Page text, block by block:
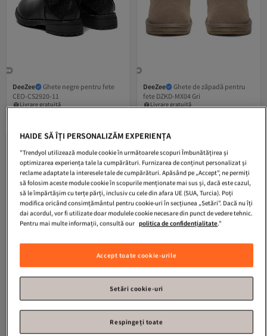
DeeZee
Ghete negre pentru fete
CEO-CS2920-11
Livrare gratuită
7 RON cupon
DeeZee
Ghete de zăpadă pentru
fete DZKD-MX04 Gri
Livrare gratuită
13 RON cupon
Ghete negre pentru fete DeeZee
HAIDE SĂ ÎȚI PERSONALIZĂM EXPERIENȚA
"Trendyol utilizează module cookie în următoarele scopuri Îmbunătățirea și
optimizarea experiența tale la cumpărături. Furnizarea de conținut personalizat și
reclame adaptate la interesele tale de cumpărături. Apăsând pe „Accept”, ne permiți
să folosim aceste module cookie în scopurile menționate mai sus și, dacă este cazul,
să le împărtășim cu terțe părți, inclusiv cu cele din afara UE (SUA, Turcia). Poți
modifica oricând consimțământul pentru cookie-uri în secțiunea „Setări”. Dacă nu îți
dai acordul, vor fi utilizate doar modulele cookie necesare din punct de vedere tehnic.
Pentru mai multe informații, consultă our politica de confidențialitate."
Accept toate cookie-urile
Setări cookie-uri
Respingeți toate